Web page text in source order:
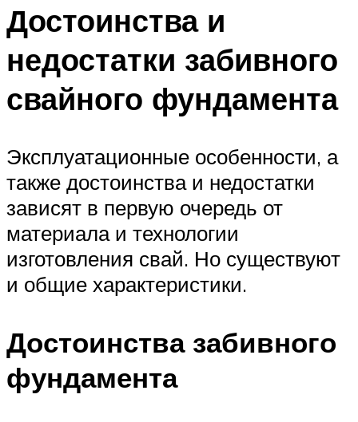
Достоинства и
недостатки забивного
свайного фундамента
Эксплуатационные особенности, а
также достоинства и недостатки
зависят в первую очередь от
материала и технологии
изготовления свай. Но существуют
и общие характеристики.
Достоинства забивного
фундамента